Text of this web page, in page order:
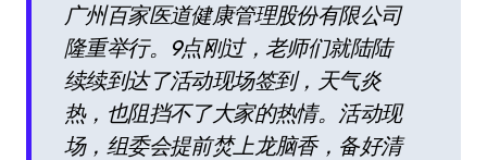
广州百家医道健康管理股份有限公司
隆重举行。9点刚过，老师们就陆陆
续续到达了活动现场签到，天气炎
热，也阻挡不了大家的热情。活动现
场，组委会提前焚上龙脑香，备好清